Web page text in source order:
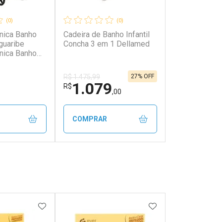
(0)
Banho
Banho
(0)
Cadeira de Banho Infantil
Concha 3 em 1 Dellamed
R$ 1.475,99
R$1.079,00
27% OFF
COMPRAR
ADICIONAR AOS FAVORITOSADICIONAR AOS